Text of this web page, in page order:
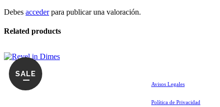
Debes accederpara publicar una valoración.
Related products
SALE
Avisos Legales
Política de Privacidad